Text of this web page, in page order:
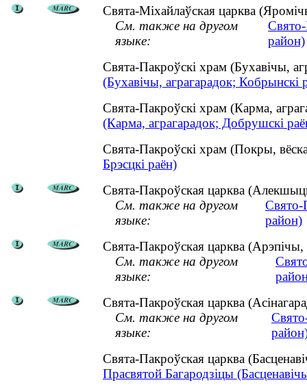
Свята-Міхайлаўская царква
См. также на другом
языке:
район)
Свята-Пакроўскі храм (Бухавічы,
(Бухавічы, аграгарадок; Кобрынскі
Свята-Пакроўскі храм (Карма,
(Карма, аграгарадок; Добрушскі
Свята-Пакроўскі храм (Покры,
Брэсцкі раён)
Свята-Пакроўская царква
См. также на другом
языке:
Свято-
район)
Свята-Пакроўская царква (Арэпічы,
См. также на другом
языке:
Свята-Пакроўская царква
См. также на другом
языке:
Свята-Пакроўская царква
Прасвятой Багародзіцы